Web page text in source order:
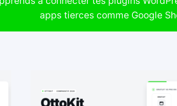
apps tierces comme Google